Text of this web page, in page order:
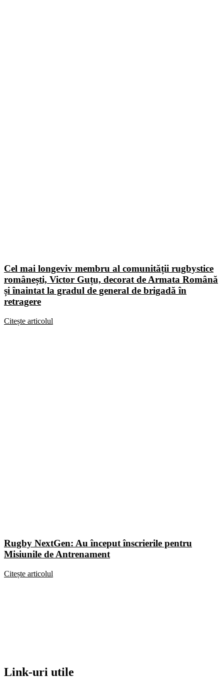
Cel mai longeviv membru al comunității rugbystice
românești, Victor Guțu, decorat de Armata Română
și înaintat la gradul de general de brigadă în
retragere
Citește articolul
Rugby NextGen: Au început înscrierile pentru
Misiunile de Antrenament
Citește articolul
Link-uri utile